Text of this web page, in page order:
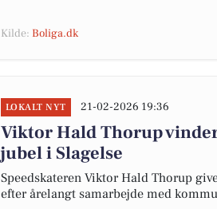
Kilde: Boliga.dk
LOKALT NYT 21-02-2026 19:36
Viktor Hald Thorup
jubel i Slagelse
Speedskateren Viktor Hald Thorup
efter årelangt samarbejde med